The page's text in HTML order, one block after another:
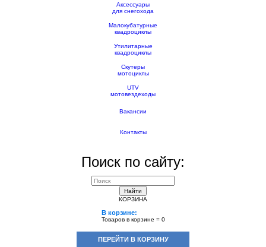
Аксессуары
для снегохода
Малокубатурные
квадроциклы
Утилитарные
квадроциклы
Скутеры
мотоциклы
UTV
мотовездеходы
Вакансии
Контакты
Поиск по сайту:
Найти
КОРЗИНА
В корзине:
Товаров в корзине = 0
ПЕРЕЙТИ В КОРЗИНУ